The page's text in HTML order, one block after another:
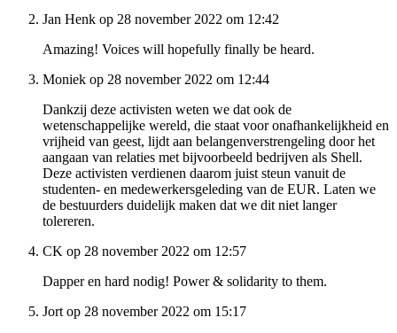
Jan Henk op 28 november 2022 om 12:42
Amazing! Voices will hopefully finally be heard.
Moniek op 28 november 2022 om 12:44
Dankzij deze activisten weten we dat ook de
wetenschappelijke wereld, die staat voor onafhankelijkheid en
vrijheid van geest, lijdt aan belangenverstrengeling door het
aangaan van relaties met bijvoorbeeld bedrijven als Shell.
Deze activisten verdienen daarom juist steun vanuit de
studenten- en medewerkersgeleding van de EUR. Laten we
de bestuurders duidelijk maken dat we dit niet langer
tolereren.
CK op 28 november 2022 om 12:57
Dapper en hard nodig! Power & solidarity to them.
Jort op 28 november 2022 om 15:17